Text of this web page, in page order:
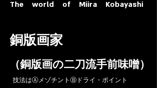
The world of Miira Kobayashi
​銅版画家
​（銅版画の二刀流手前味噌）
​技法はⒶメゾチントⒷドライ・ポイント